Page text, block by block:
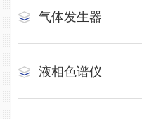
气体发生器
液相色谱仪